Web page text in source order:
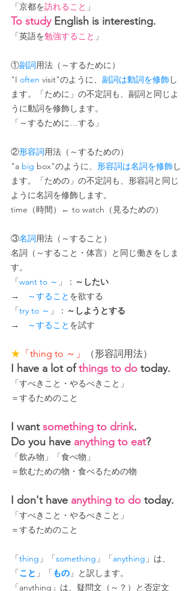
「京都を訪れること 」
To study English is interesting.
「英語を勉強すること 」
①副詞用法（～するために）
"I often visit"のように、 副詞は動詞を修飾し
ます。「ために」の不定詞も、副詞と同じよ
うに動詞を修飾します。
「～するために…する」
②形容詞用法（～するための）
"a big box"のように、 形容詞は名詞を修飾し
ます。「ための」の不定詞も、形容詞と同じ
ように名詞を修飾します。
time（時間）← to watch（見るための）
③名詞用法（～すること）
名詞（～すること・体言）と同じ働きをしま
す。
「want to ～ 」： ～したい
→
～すること を欲する
「try to ～ 」： ～しようとする
→
～すること を試す
★ 「thing to ～ 」 （形容詞用法）
I have a lot of things to do today.
「すべきこと・やるべきこと」
＝するためのこと
I want something to drink.
Do you have anything to eat?
「飲み物」「食べ物」
＝飲むための物・食べるための物
I don't have anything to do today.
「すべきこと・やるべきこと」
＝するためのこと
「thing 」「something 」「anything 」は、
「こと 」「もの 」と訳します。
「anything」は、疑問文（～？）と否定文